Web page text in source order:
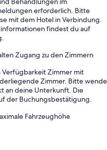
erforderlich. Bitte
mit dem Hotel in Verbindung.
findest du auf
Zugang zu den Zimmern
Zimmer mit
Zimmer. Bitte wende
an deine Unterkunft. Die
der Buchungsbestätigung.
Fahrzeughöhe